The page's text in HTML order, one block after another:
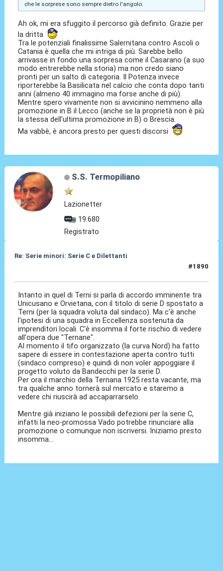
che le sorprese sono sempre dietro l'angolo.
Ah ok, mi era sfuggito il percorso già definito. Grazie per
la dritta
Tra le potenziali finalissime Salernitana contro Ascoli o
Catania è quella che mi intriga di più. Sarebbe bello
arrivasse in fondo una sorpresa come il Casarano (a suo
modo entrerebbe nella storia) ma non credo siano
pronti per un salto di categoria. Il Potenza invece
riporterebbe la Basilicata nel calcio che conta dopo tanti
anni (almeno 40 immagino ma forse anche di più).
Mentre spero vivamente non si avvicinino nemmeno alla
promozione in B il Lecco (anche se la proprietà non è più
la stessa dell'ultima promozione in B) o Brescia.
Ma vabbè, è ancora presto per questi discorsi
S.S. Termopiliano
Lazionetter
19.680
Registrato
Re: Serie minori: Serie C e Dilettanti
#1890
Intanto in quel di Terni si parla di accordo imminente tra
Unicusano e Orvietana, con il titolo di serie D spostato a
Terni (per la squadra voluta dal sindaco). Ma c'è anche
l'ipotesi di una squadra in Eccellenza sostenuta da
imprenditori locali. C'è insomma il forte rischio di vedere
all'opera due "Ternane".
Al momento il tifo organizzato (la curva Nord) ha fatto
sapere di essere in contestazione aperta contro tutti
(sindaco compreso) e quindi di non voler appoggiare il
progetto voluto da Bandecchi per la serie D.
Per ora il marchio della Ternana 1925 resta vacante, ma
tra qualche anno tornerà sul mercato e staremo a
vedere chi riuscirà ad accaparrarselo.
Mentre già iniziano le possibili defezioni per la serie C,
infatti la neo-promossa Vado potrebbe rinunciare alla
promozione o comunque non iscriversi. Iniziamo presto
insomma...